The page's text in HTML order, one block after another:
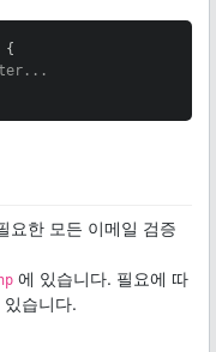
{
요한 모든 이메일 검증
에 있습니다. 필요에 따
습니다.